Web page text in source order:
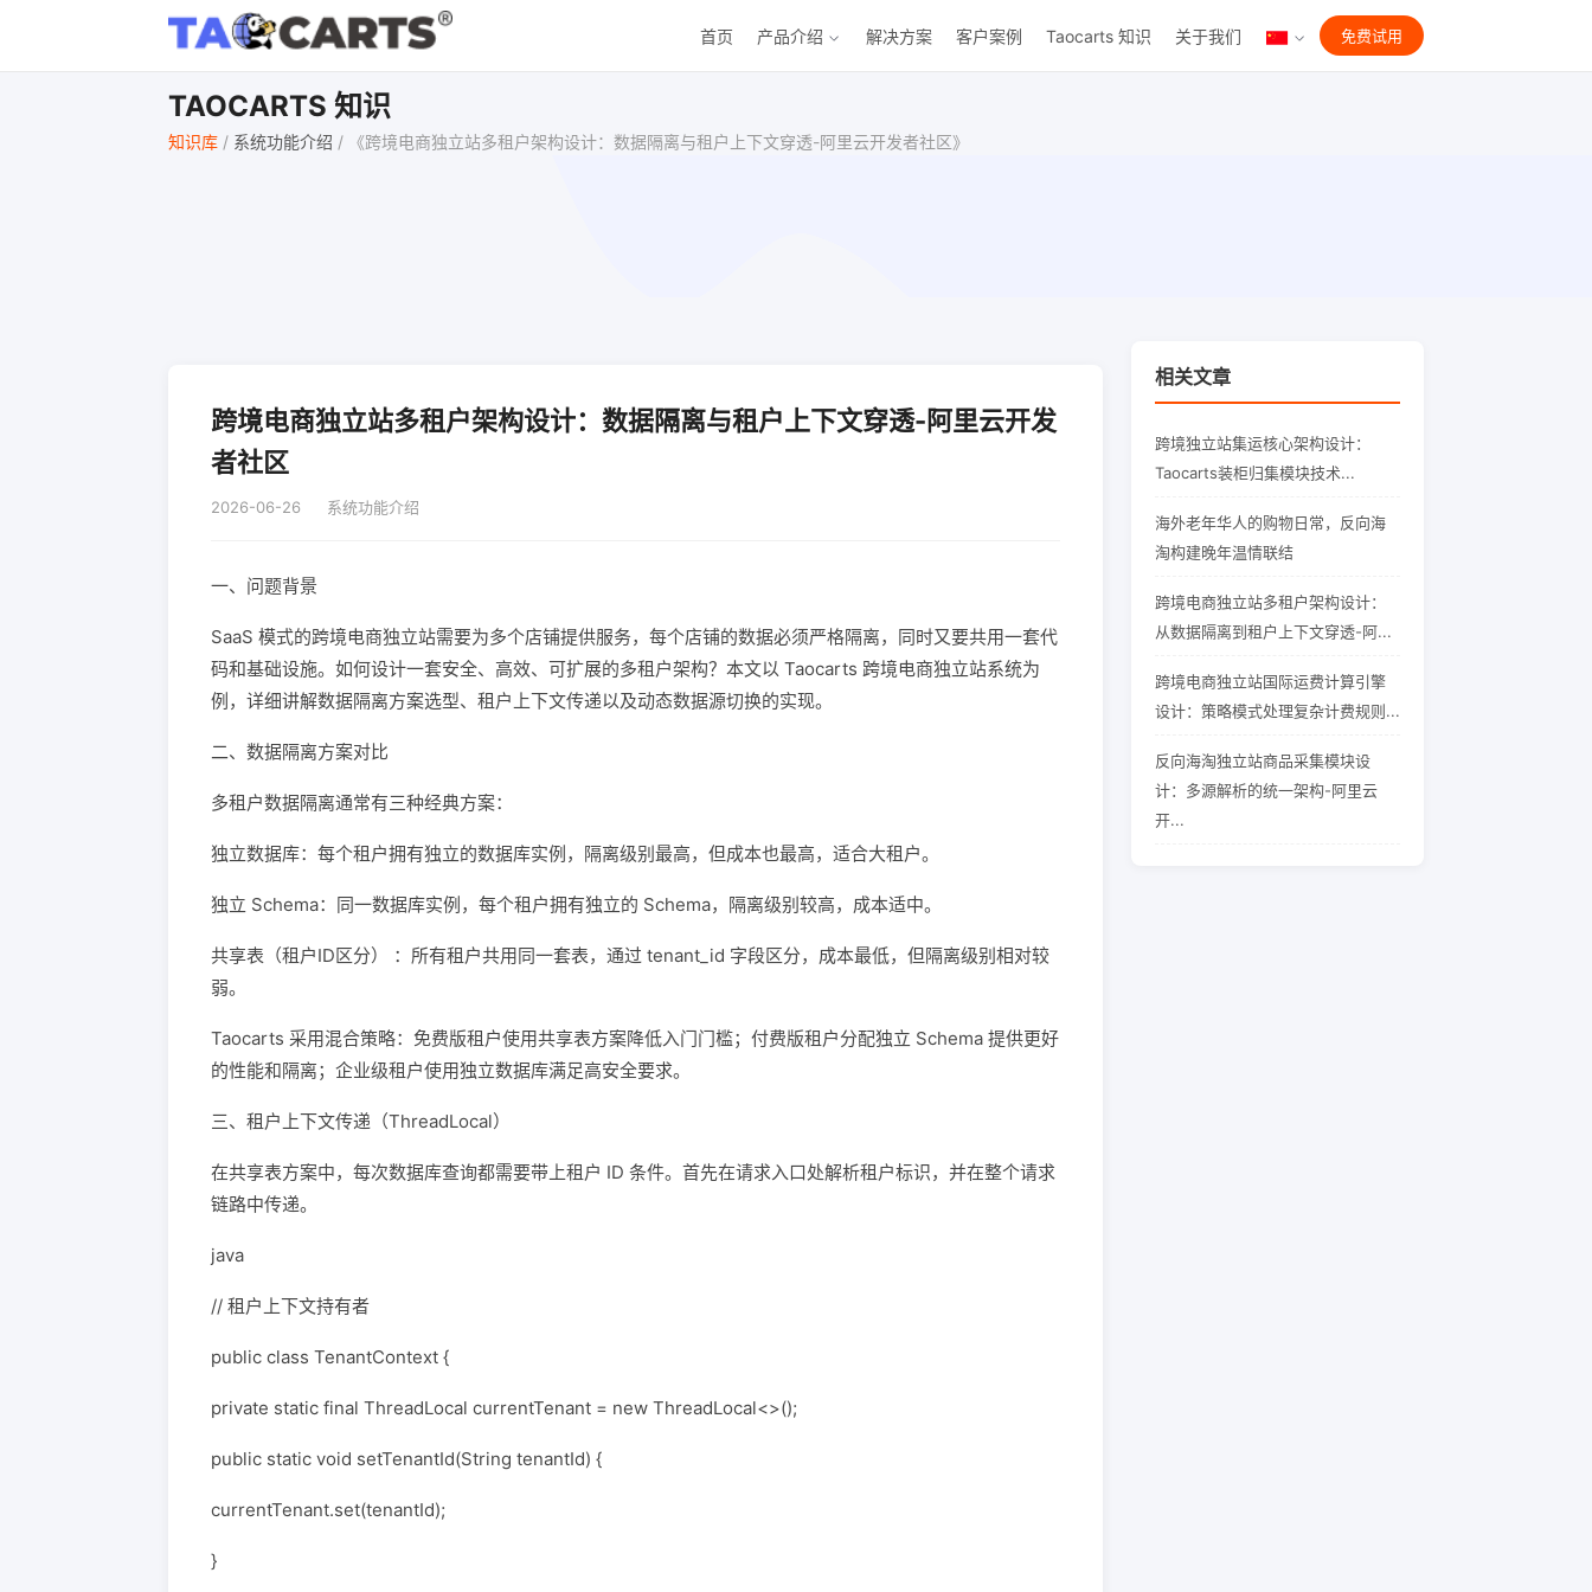
首页 产品介绍 解决方案 客户案例 Taocarts 知识 关于我们 免费试用
TAOCARTS 知识
知识库 / 系统功能介绍 / 《跨境电商独立站多租户架构设计：数据隔离与租户上下文穿透-阿里云开发者社区》
跨境电商独立站多租户架构设计：数据隔离与租户上下文穿透-阿里云开发
者社区
2026-06-26 系统功能介绍
一、问题背景
SaaS 模式的跨境电商独立站需要为多个店铺提供服务，每个店铺的数据必须严格隔离，同时又要共用一套代
码和基础设施。如何设计一套安全、高效、可扩展的多租户架构？本文以 Taocarts 跨境电商独立站系统为
例，详细讲解数据隔离方案选型、租户上下文传递以及动态数据源切换的实现。
二、数据隔离方案对比
多租户数据隔离通常有三种经典方案：
独立数据库：每个租户拥有独立的数据库实例，隔离级别最高，但成本也最高，适合大租户。
独立 Schema：同一数据库实例，每个租户拥有独立的 Schema，隔离级别较高，成本适中。
共享表（租户ID区分） ：所有租户共用同一套表，通过 tenant_id 字段区分，成本最低，但隔离级别相对较
弱。
Taocarts 采用混合策略：免费版租户使用共享表方案降低入门门槛；付费版租户分配独立 Schema 提供更好
的性能和隔离；企业级租户使用独立数据库满足高安全要求。
三、租户上下文传递（ThreadLocal）
在共享表方案中，每次数据库查询都需要带上租户 ID 条件。首先在请求入口处解析租户标识，并在整个请求
链路中传递。
java
// 租户上下文持有者
public class TenantContext {
private static final ThreadLocal currentTenant = new ThreadLocal<>();
public static void setTenantId(String tenantId) {
currentTenant.set(tenantId);
}
相关文章
跨境独立站集运核心架构设计：
Taocarts装柜归集模块技术...
海外老年华人的购物日常，反向海
淘构建晚年温情联结
跨境电商独立站多租户架构设计：
从数据隔离到租户上下文穿透-阿...
跨境电商独立站国际运费计算引擎
设计：策略模式处理复杂计费规则...
反向海淘独立站商品采集模块设
计：多源解析的统一架构-阿里云
开...